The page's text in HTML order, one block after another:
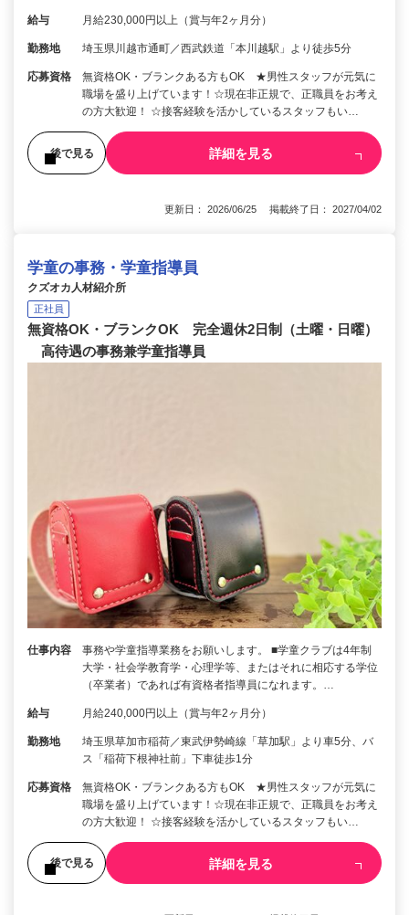
給与 月給230,000円以上（賞与年2ヶ月分）
勤務地 埼玉県川越市通町／西武鉄道「本川越駅」より徒歩5分
応募資格
無資格OK・ブランクある方もOK ★男性スタッフが元気に
職場を盛り上げています！☆現在非正規で、正職員をお考え
の方大歓迎！ ☆接客経験を活かしているスタッフもい…
後で見る 詳細を見る
更新日： 2026/06/25 掲載終了日： 2027/04/02
学童の事務・学童指導員
クズオカ人材紹介所
正社員
無資格OK・ブランクOK 完全週休2日制（土曜・日曜）
高待遇の事務兼学童指導員
仕事内容
事務や学童指導業務をお願いします。 ■学童クラブは4年制
大学・社会学教育学・心理学等、またはそれに相応する学位
（卒業者）であれば有資格者指導員になれます。…
給与 月給240,000円以上（賞与年2ヶ月分）
勤務地
埼玉県草加市稲荷／東武伊勢崎線「草加駅」より車5分、バ
ス「稲荷下根神社前」下車徒歩1分
応募資格
無資格OK・ブランクある方もOK ★男性スタッフが元気に
職場を盛り上げています！☆現在非正規で、正職員をお考え
の方大歓迎！ ☆接客経験を活かしているスタッフもい…
後で見る 詳細を見る